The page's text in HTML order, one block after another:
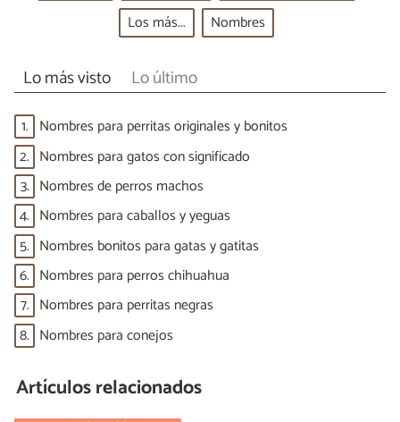
Los más...
Nombres
Lo más visto Lo último
1. Nombres para perritas originales y bonitos
2. Nombres para gatos con significado
3. Nombres de perros machos
4. Nombres para caballos y yeguas
5. Nombres bonitos para gatas y gatitas
6. Nombres para perros chihuahua
7. Nombres para perritas negras
8. Nombres para conejos
Artículos relacionados